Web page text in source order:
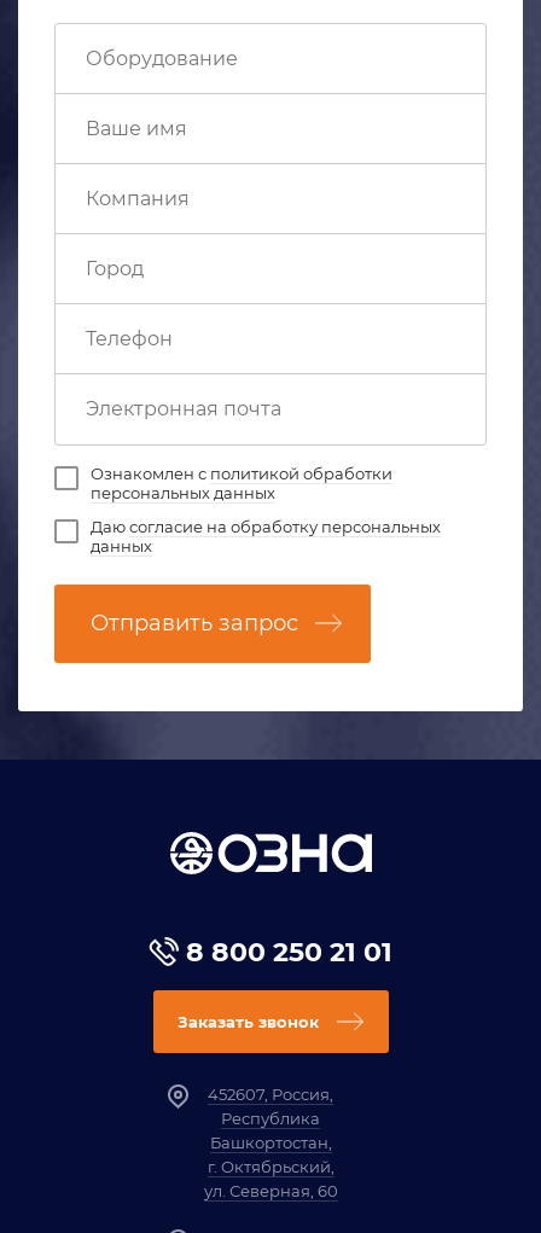
Ознакомлен с политикой обработки
персональных данных
Даюсогласие на обработку персональных
данных
Отправить запрос
8 800 250 21 01
Заказать звонок
452607, Россия,
Республика
Башкортостан,
г. Октябрьский,
ул. Северная, 60